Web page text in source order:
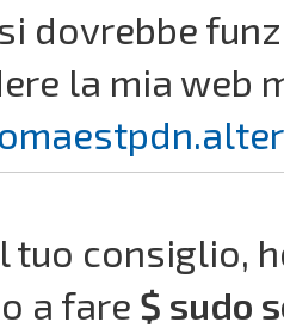
dovrebbe
la mia
tuo consiglio,
a fare $ sudo